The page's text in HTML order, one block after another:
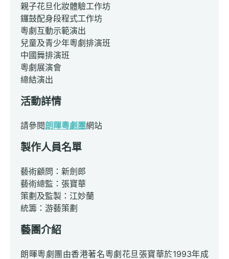
親子花旦化妝體驗工作坊
鑼鼓配身段程式工作坊
粵劇互動示範演出
兒童及青少年粵劇排演班
中國舞排演班
粵劇展演會
總結演出
活動詳情
請參閱朗暉粵劇團網站
製作人員名單
藝術顧問：新劍郎
藝術總監：張寶華
策劃及監製：江妙蘭
統籌：游藝策劃
藝團介紹
朗暉粵劇團由香港著名粵劇花旦張寶華於1993年成